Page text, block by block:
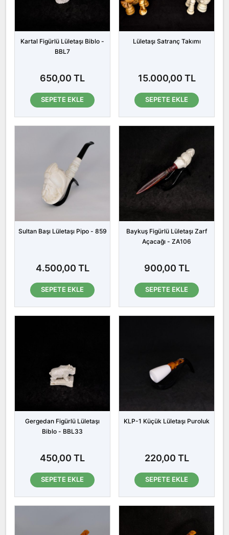
Kartal Figürlü Lületaşı Biblo -
BBL7
650,00 TL
SEPETE EKLE
Lületaşı Satranç Takımı
15.000,00 TL
SEPETE EKLE
Sultan Başı Lületaşı Pipo - 859
4.500,00 TL
SEPETE EKLE
Baykuş Figürlü Lületaşı Zarf
Açacağı - ZA106
900,00 TL
SEPETE EKLE
Gergedan Figürlü Lületaşı
Biblo - BBL33
450,00 TL
SEPETE EKLE
KLP-1 Küçük Lületaşı Puroluk
220,00 TL
SEPETE EKLE